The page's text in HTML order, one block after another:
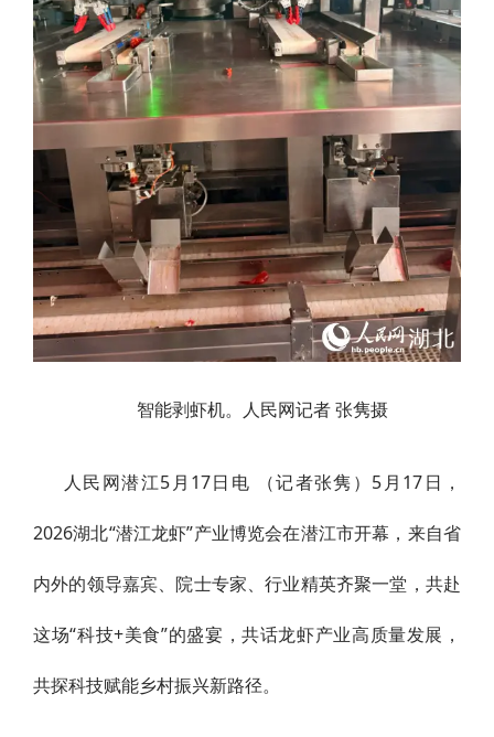
智能剥虾机。人民网记者 张隽摄
人民网潜江5月17日电 （记者张隽）5月17日，
2026湖北“潜江龙虾”产业博览会在潜江市开幕，来自省
内外的领导嘉宾、院士专家、行业精英齐聚一堂，共赴
这场“科技+美食”的盛宴，共话龙虾产业高质量发展，
共探科技赋能乡村振兴新路径。